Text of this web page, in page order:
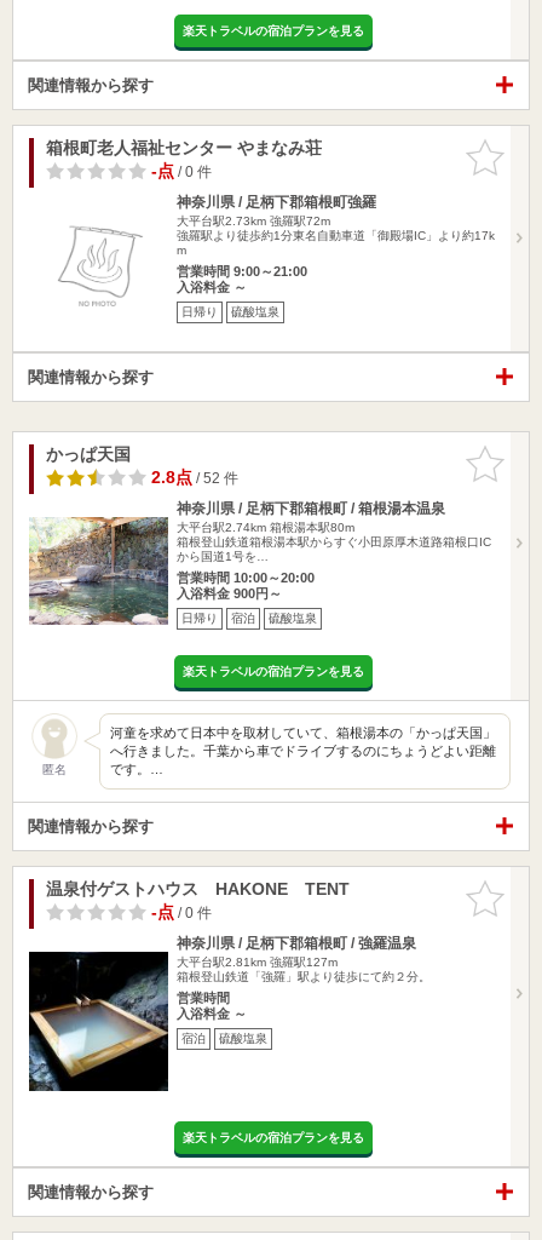
楽天トラベルの宿泊プランを見る
関連情報から探す
お気に入
りに追加
箱根町老人福祉センター やまなみ荘
-点/ 0 件
神奈川県 / 足柄下郡箱根町強羅
大平台駅2.73km 強羅駅72m
強羅駅より徒歩約1分東名自動車道「御殿場IC」より約17k
m
営業時間 9:00～21:00
入浴料金 ～
日帰り 硫酸塩泉
関連情報から探す
お気に入
りに追加
かっぱ天国
2.8点/ 52 件
神奈川県 / 足柄下郡箱根町 / 箱根湯本温泉
大平台駅2.74km 箱根湯本駅80m
箱根登山鉄道箱根湯本駅からすぐ小田原厚木道路箱根口IC
から国道1号を…
営業時間 10:00～20:00
入浴料金 900円～
日帰り 宿泊 硫酸塩泉
楽天トラベルの宿泊プランを見る
匿名
河童を求めて日本中を取材していて、箱根湯本の「かっぱ天国」
へ行きました。千葉から車でドライブするのにちょうどよい距離
です。…
関連情報から探す
お気に入
りに追加
温泉付ゲストハウス HAKONE TENT
-点/ 0 件
神奈川県 / 足柄下郡箱根町 / 強羅温泉
大平台駅2.81km 強羅駅127m
箱根登山鉄道「強羅」駅より徒歩にて約２分。
営業時間
入浴料金 ～
宿泊 硫酸塩泉
楽天トラベルの宿泊プランを見る
関連情報から探す